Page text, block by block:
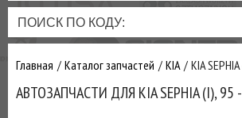
ПОИСК ПО КОДУ:
Главная Каталог запчастей KIA KIA
АВТОЗАПЧАСТИ ДЛЯ KIA SEPHIA (I), 95
Беларусь
+375
+375
ТО
ФИЛЬТРА
ТОРМОЗНАЯ
СИСТЕМА
ПОДВЕСКА
РУЛЕВОЕ
ТРАНСМИССИЯ
ПРИВОД
ДВИГАТЕЛЬ
ВЫХЛОП
ЭЛЕКТРИКА
ОСВЕЩЕНИЕ
РАСХОДНИКИ,